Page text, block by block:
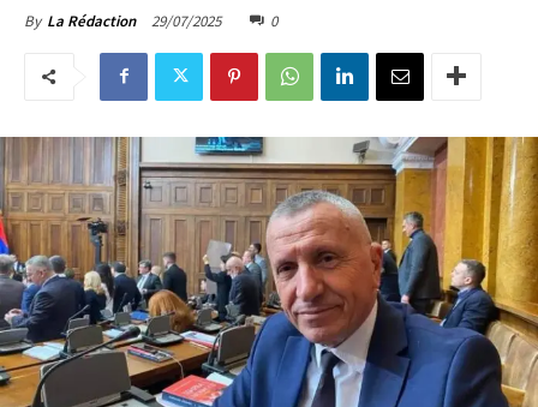
By La Rédaction 29/07/2025 0